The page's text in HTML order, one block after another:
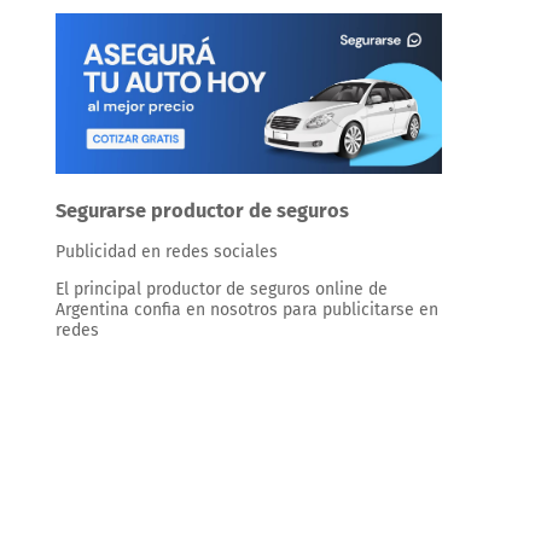
Segurarse productor de seguros
Publicidad en redes sociales
El principal productor de seguros online de
Argentina confia en nosotros para publicitarse en
redes